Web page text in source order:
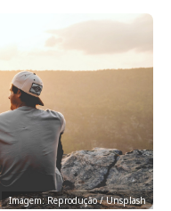
Imagem: Reprodução / Unsplash